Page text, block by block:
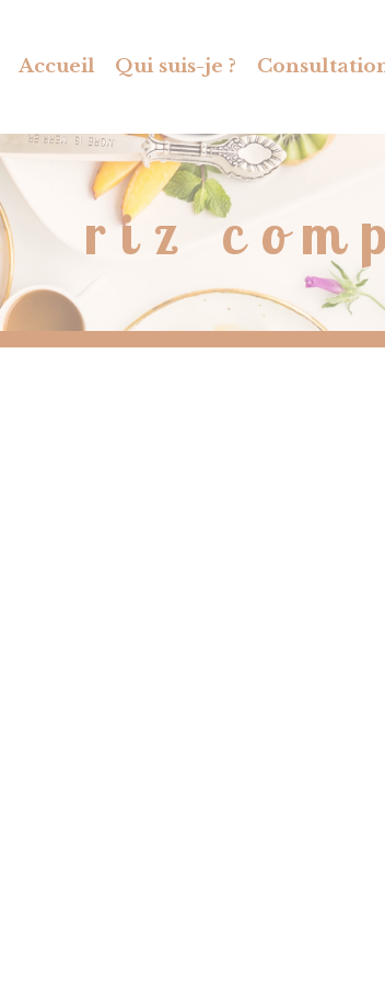
Accueil Qui suis-je ?
riz